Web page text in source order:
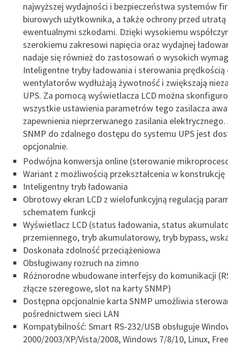
najwyższej wydajności i bezpieczeństwa systemów
biurowych użytkownika, a także ochrony przed utratą
ewentualnymi szkodami. Dzięki wysokiemu
szerokiemu zakresowi napięcia oraz wydajnej
nadaje się również do zastosowań o wysokich
Inteligentne tryby ładowania i sterowania
wentylatorów wydłużają żywotność i zwiększają
UPS. Za pomocą wyświetlacza LCD można
wszystkie ustawienia parametrów tego zasilacza
zapewnienia nieprzerwanego zasilania
SNMP do zdalnego dostępu do systemu UPS jest
opcjonalnie.
Podwójna konwersja online (sterowanie
Wariant z możliwością przekształcenia w
Inteligentny tryb ładowania
Obrotowy ekran LCD z wielofunkcyjną regulacją
schematem funkcji
Wyświetlacz LCD (status ładowania, status
przemiennego, tryb akumulatorowy, tryb bypass,
Doskonała zdolność przeciążeniowa
Obsługiwany rozruch na zimno
Różnorodne wbudowane interfejsy do komunikacji
złącze szeregowe, slot na karty SNMP)
Dostępna opcjonalnie karta SNMP umożliwia
pośrednictwem sieci LAN
Kompatybilność: Smart RS-232/USB obsługuje
2000/2003/XP/Vista/2008, Windows 7/8/10, Linux,